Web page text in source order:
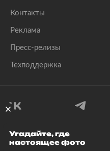
Контакты
Реклама
Пресс-релизы
Техподдержка
© 1999–2026
Угадайте, где
настоящее фото